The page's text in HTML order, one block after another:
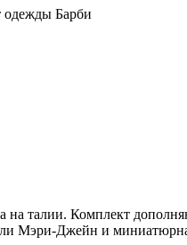
одежды Барби
талии. Комплект
Мэри-Джейн и